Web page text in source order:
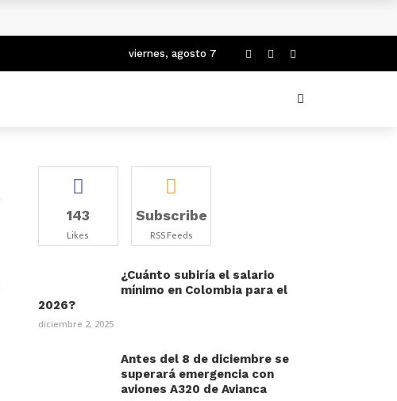
viernes, agosto 7
143
Likes
Subscribe
RSS Feeds
¿Cuánto subiría el salario
mínimo en Colombia para el
2026?
diciembre 2, 2025
Antes del 8 de diciembre se
superará emergencia con
aviones A320 de Avianca